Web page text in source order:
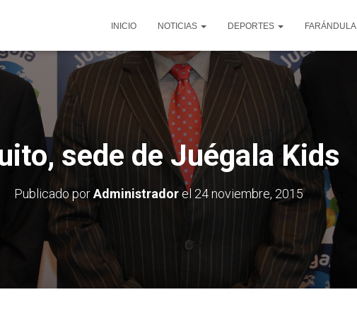
INICIO NOTICIAS DEPORTES FARÁNDULA
sede de Juégala Kids
Publicado porAdministradorel 24 noviembre, 2015